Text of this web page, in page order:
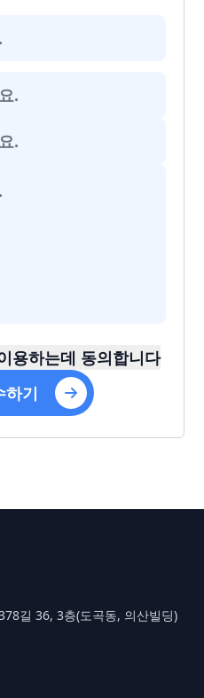
용하는데 동의합니다
하기
길 36, 3층(도곡동, 의산빌딩)